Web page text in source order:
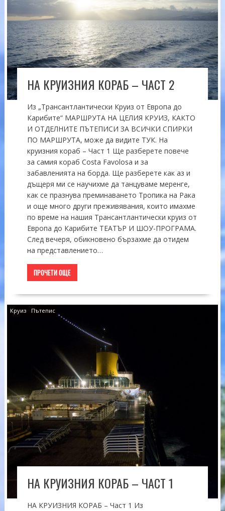
НА КРУИЗНИЯ КОРАБ – ЧАСТ 2
Из „Трансантлантически Круиз от Европа до
Карибите“ МАРШРУТА НА ЦЕЛИЯ КРУИЗ, КАКТО
И ОТДЕЛНИТЕ ПЪТЕПИСИ ЗА ВСИЧКИ СПИРКИ
ПО МАРШРУТА, може да видите ТУК. На
круизния кораб – Част 1 Ще разберете повече
за самия кораб Costa Favolosa и за
забавленията на борда. Ще разберете как аз и
дъщеря ми се научихме да танцуваме меренге,
как се празнува преминаването Тропика на Рака
и още много други преживявания, които имахме
по време на нашия Трансантлантически круиз от
Европа до Карибите ТЕАТЪР И ШОУ-ПРОГРАМА.
След вечеря, обикновено бързахме да отидем
на представлението…
ПРОЧЕТИ ОЩЕ
Круиз Пътепис
НА КРУИЗНИЯ КОРАБ – ЧАСТ 1
НА КРУИЗНИЯ КОРАБ – Част 1 Из